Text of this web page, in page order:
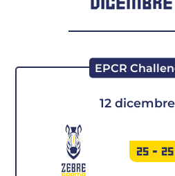
12
EPCR
25 - 25